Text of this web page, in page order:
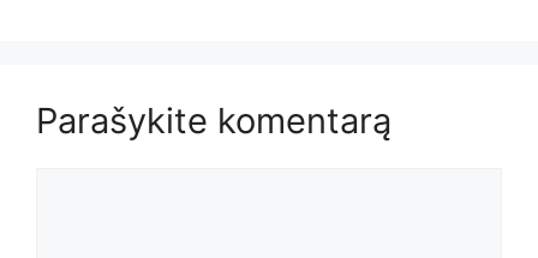
Parašykite komentarą